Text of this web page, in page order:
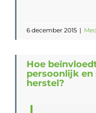
6 december 2015 |
Hoe
persoonlijk
herstel?